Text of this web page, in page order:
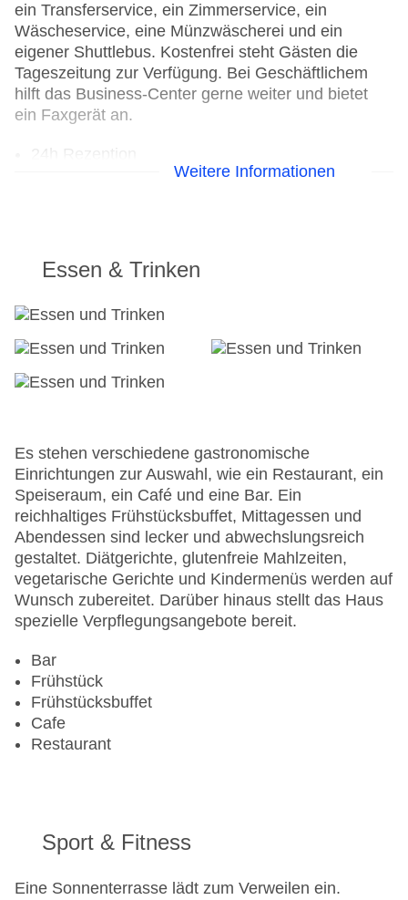
ein Transferservice, ein Zimmerservice, ein
Wäscheservice, eine Münzwäscherei und ein
eigener Shuttlebus. Kostenfrei steht Gästen die
Tageszeitung zur Verfügung. Bei Geschäftlichem
hilft das Business-Center gerne weiter und bietet
ein Faxgerät an.
Garage
Garten: ohne Gebühr
Hotelsafe
WLAN/WiFi im Hotel
Minimarkt
Haustiere: gegen Gebühr
Zimmerservice
Sonnenterrasse
Gesamtanzahl der Stockwerke: 9
Gesamtanzahl der Zimmer: 150
Zahlungsarten: American Express, Diners Club,
EC Maestro, Mastercard, Visa
Landeskategorie: 3 Sterne
Weitere Informationen
Essen & Trinken
Es stehen verschiedene gastronomische
Einrichtungen zur Auswahl, wie ein Restaurant, ein
Speiseraum, ein Café und eine Bar. Ein
reichhaltiges Frühstücksbuffet, Mittagessen und
Abendessen sind lecker und abwechslungsreich
gestaltet. Diätgerichte, glutenfreie Mahlzeiten,
vegetarische Gerichte und Kindermenüs werden auf
Wunsch zubereitet. Darüber hinaus stellt das Haus
spezielle Verpflegungsangebote bereit.
Bar
Frühstück
Frühstücksbuffet
Cafe
Restaurant
Sport & Fitness
Eine Sonnenterrasse lädt zum Verweilen ein.